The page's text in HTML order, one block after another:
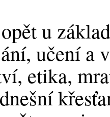
u
učení a
etika,